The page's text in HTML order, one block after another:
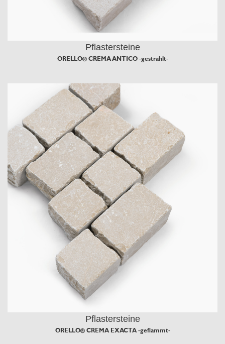
Pflastersteine
ORELLO® CREMA ANTICO -gestrahlt-
Pflastersteine
ORELLO® CREMA EXACTA -geflammt-